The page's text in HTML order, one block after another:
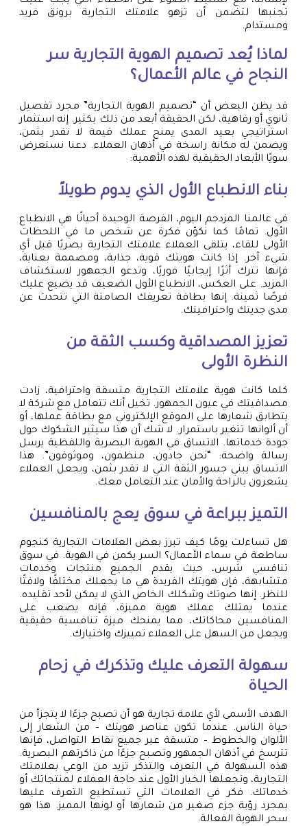
تجنبها لتضمن أن تزهو علامتك التجارية برونق فريد
ومستدام.
لماذا يُعد تصميم الهوية التجارية سر
النجاح في عالم الأعمال؟
قد يظن البعض أن “تصميم الهوية التجارية” مجرد تفصيل
ثانوي أو رفاهية، لكن الحقيقة أبعد من ذلك بكثير. إنه استثمار
استراتيجي بعيد المدى يمنح عملك قيمة لا تقدر بثمن،
ويضمن له مكانة راسخة في أذهان العملاء. دعنا نستعرض
سويًا الأبعاد الحقيقية لهذه الأهمية:
بناء الانطباع الأول الذي يدوم طويلاً
في عالمنا المزدحم اليوم، الفرصة الوحيدة أحيانًا هي الانطباع
الأول. تمامًا كما نكوّن فكرة عن شخص ما في اللحظات
الأولى للقاء، يتلقى العملاء علامتك التجارية بصريًا قبل أي
شيء آخر. إذا كانت هويتك قوية، جذابة، ومصممة بعناية،
فإنها تترك أثرًا إيجابيًا فوريًا، وتدعو الجمهور لاستكشاف
المزيد. على العكس، الانطباع الأول الضعيف قد يضيع عليك
فرصًا ثمينة. إنها بطاقة تعريفك الصامتة التي تتحدث عن
مدى جديتك واحترافيتك.
تعزيز المصداقية وكسب الثقة من
النظرة الأولى
كلما كانت هوية علامتك التجارية متسقة واحترافية، زادت
مصداقيتك في عيون الجمهور. تخيل أنك تتعامل مع شركة لا
يتطابق شعارها على الموقع الإلكتروني مع بطاقة عملها، أو
أن ألوانها تتغير باستمرار. لا شك أن هذا سيثير الشكوك حول
جودة خدماتها. الاتساق في الهوية البصرية واللفظية يرسل
رسالة واضحة: “نحن جادون، منظمون، وموثوقون”. هذا
الاتساق يبني جسور الثقة التي لا تقدر بثمن، ويجعل العملاء
يشعرون بالراحة والأمان عند التعامل معك.
التميز ببراعة في سوق يعج بالمنافسين
هل تساءلت يومًا كيف تبرز بعض العلامات التجارية كنجوم
ساطعة في سماء الأعمال؟ السر يكمن في الهوية. في سوق
تنافسي شرس، حيث يقدم الجميع منتجات وخدمات
متشابهة، فإن هويتك الفريدة هي ما يجعلك مختلفًا ولافتًا
للنظر. إنها صوتك وشكلك الخاص الذي لا يمكن لأحد تقليده.
عندما يمتلك عملك هوية مميزة، فإنه يصعب على
المنافسين محاكاتك، مما يمنحك ميزة تنافسية حقيقية
ويجعل من السهل على العملاء تمييزك واختيارك.
سهولة التعرف عليك وتذكرك في زحام
الحياة
الهدف الأسمى لأي علامة تجارية هو أن تصبح جزءًا لا يتجزأ من
حياة الناس. عندما تكون عناصر هويتك – من الشعار إلى
الألوان والخطوط – متسقة عبر جميع نقاط التواصل، فإنها
تترسخ في أذهان الجمهور وتصبح جزءًا من ذاكرتهم البصرية.
هذه السهولة في التعرف والتذكر تزيد من الوعي بعلامتك
التجارية، وتجعلها الخيار الأول عند حاجة العملاء لمنتجاتك أو
خدماتك. فكر في العلامات التي تستطيع التعرف عليها
بمجرد رؤية جزء صغير من شعارها أو لونها المميز. هذا هو
سحر الهوية الفعالة.